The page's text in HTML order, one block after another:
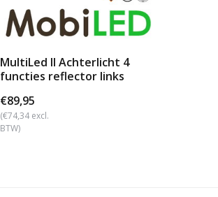
MultiLed II Achterlicht 4
functies reflector links
€89,95
(€74,34 excl.
BTW)